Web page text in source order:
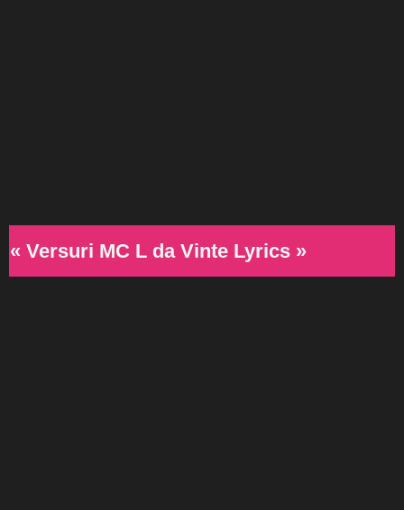
« Versuri MC L da Vinte Lyrics »